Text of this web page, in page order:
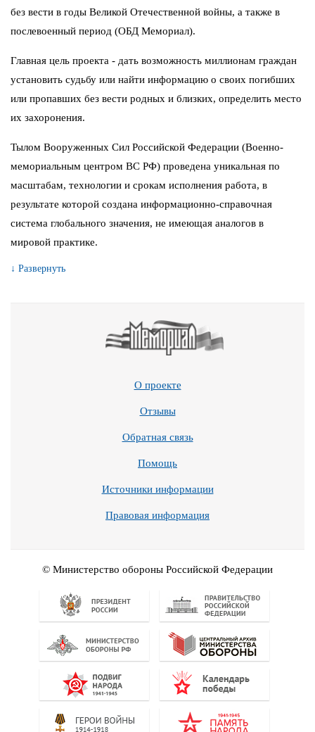
без вести в годы Великой Отечественной войны, а также в
послевоенный период (ОБД Мемориал).
Главная цель проекта - дать возможность миллионам граждан
установить судьбу или найти информацию о своих погибших
или пропавших без вести родных и близких, определить место
их захоронения.
Тылом Вооруженных Сил Российской Федерации (Военно-
мемориальным центром ВС РФ) проведена уникальная по
масштабам, технологии и срокам исполнения работа, в
результате которой создана информационно-справочная
система глобального значения, не имеющая аналогов в
мировой практике.
↓ Развернуть
О проекте
Отзывы
Обратная связь
Помощь
Источники информации
Правовая информация
© Министерство обороны Российской Федерации